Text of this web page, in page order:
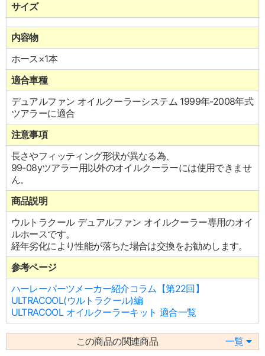
サイズ
内容物
ホース×1本
適合車種
デュアルファン オイルクーラーシステム 1999年-2008年式
ツアラーに適合
注意事項
長さやフィッティング形状が異なる為、
99-08yツアラー用以外のオイルクーラーには使用できませ
ん。
商品説明
ウルトラクール デュアルファン オイルクーラー専用のオイ
ルホースです。
経年劣化により性能が落ちた場合は交換をお勧めします。
参考ページ
ハーレーパーツメーカー紹介コラム【第22回】
ULTRACOOL(ウルトラクール)編
ULTRACOOL オイルクーラーキット 適合一覧
この商品の関連商品 一覧